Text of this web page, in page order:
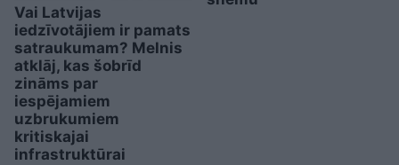
Vai Latvijas
iedzīvotājiem ir pamats
satraukumam? Melnis
atklāj, kas šobrīd
zināms par
iespējamiem
uzbrukumiem
kritiskajai
infrastruktūrai